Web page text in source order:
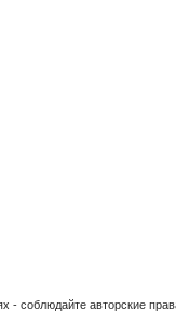
- соблюдайте авторские